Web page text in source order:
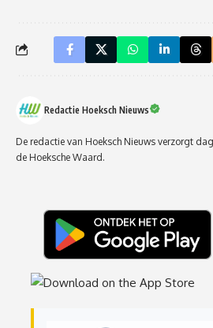
Redactie Hoeksch Nieuws
De redactie van Hoeksch Nieuws verzorgt
de Hoeksche Waard.